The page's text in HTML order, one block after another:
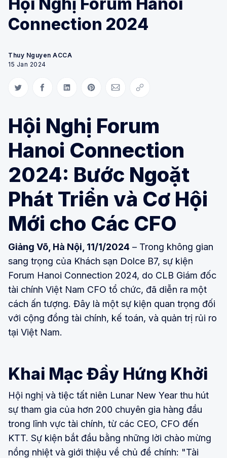
Connection 2024
Thuy Nguyen ACCA
15 Jan 2024
Share on Twitter
Share on Facebook
Share on LinkedIn
Share on Pinterest
Share via Email
Copy link
Hội Nghị Forum
Hanoi Connection
2024: Bước Ngoặt
Phát Triển và Cơ Hội
Mới cho Các CFO
Giảng Võ, Hà Nội, 11/1/2024 – Trong không gian
sang trọng của Khách sạn Dolce B7, sự kiện
Forum Hanoi Connection 2024, do CLB Giám đốc
tài chính Việt Nam CFO tổ chức, đã diễn ra một
cách ấn tượng. Đây là một sự kiện quan trọng đối
với cộng đồng tài chính, kế toán, và quản trị rủi ro
tại Việt Nam.
Khai Mạc Đầy Hứng Khởi
Hội nghị và tiệc tất niên Lunar New Year thu hút
sự tham gia của hơn 200 chuyên gia hàng đầu
trong lĩnh vực tài chính, từ các CEO, CFO đến
KTT. Sự kiện bắt đầu bằng những lời chào mừng
nồng nhiệt và giới thiệu về chủ đề chính: "Tài